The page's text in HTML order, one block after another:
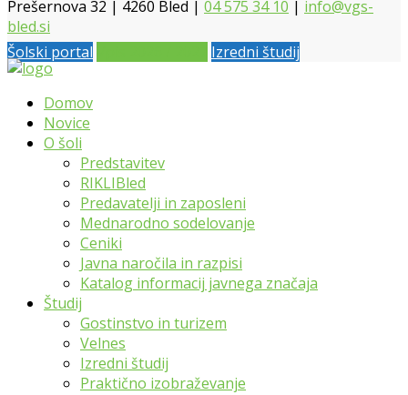
Prešernova 32 | 4260 Bled | 04 575 34 10 | info@vgs-
bled.si
Šolski portal
Izredni študij
Domov
Novice
O šoli
Predstavitev
RIKLIBled
Predavatelji in zaposleni
Mednarodno sodelovanje
Ceniki
Javna naročila in razpisi
Katalog informacij javnega značaja
Študij
Gostinstvo in turizem
Velnes
Izredni študij
Praktično izobraževanje